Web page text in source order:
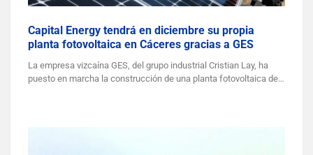
Capital Energy tendrá en diciembre su propia
planta fotovoltaica en Cáceres gracias a GES
La empresa vizcaína GES, del grupo industrial Cristian Lay, ha
puesto en marcha la construcción de una planta fotovoltaica de…